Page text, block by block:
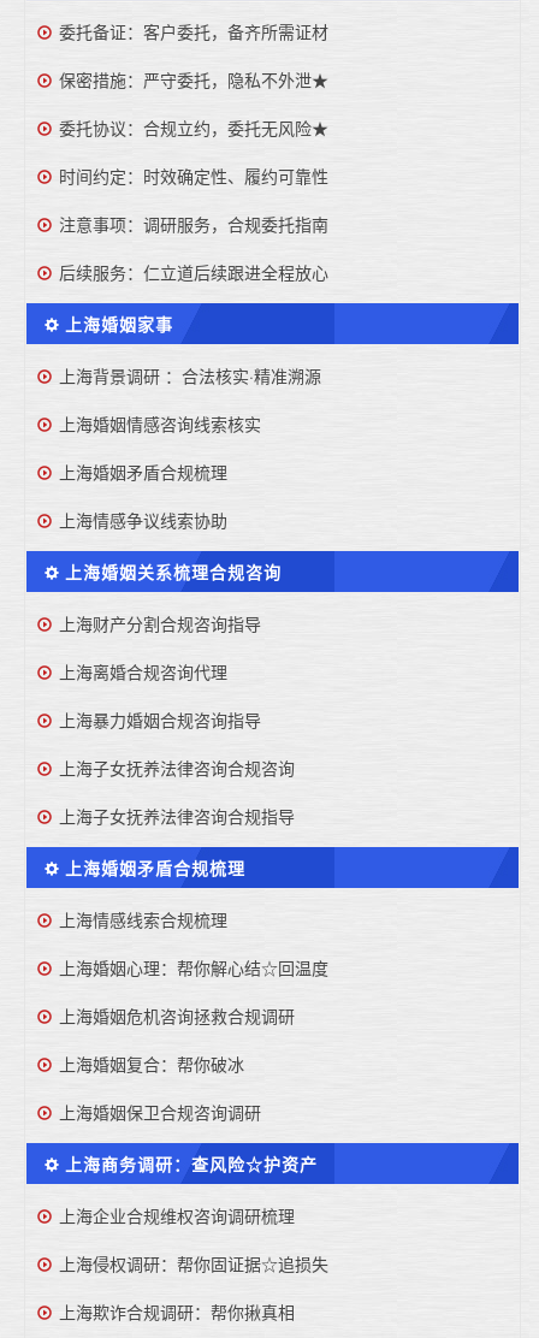
委托备证：客户委托，备齐所需证材
保密措施：严守委托，隐私不外泄★
委托协议：合规立约，委托无风险★
时间约定：时效确定性、履约可靠性
注意事项：调研服务，合规委托指南
后续服务：仁立道后续跟进全程放心
上海婚姻家事
上海背景调研 ：合法核实·精准溯源
上海婚姻情感咨询线索核实
上海婚姻矛盾合规梳理
上海情感争议线索协助
上海婚姻关系梳理合规咨询
上海财产分割合规咨询指导
上海离婚合规咨询代理
上海暴力婚姻合规咨询指导
上海子女抚养法律咨询合规咨询
上海子女抚养法律咨询合规指导
上海婚姻矛盾合规梳理
上海情感线索合规梳理
上海婚姻心理：帮你解心结☆回温度
上海婚姻危机咨询拯救合规调研
上海婚姻复合：帮你破冰
上海婚姻保卫合规咨询调研
上海商务调研：查风险☆护资产
上海企业合规维权咨询调研梳理
上海侵权调研：帮你固证据☆追损失
上海欺诈合规调研：帮你揪真相